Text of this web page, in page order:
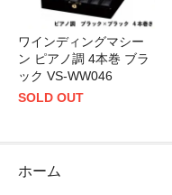
ワインディングマシー
ン ピアノ調 4本巻 ブラ
ック VS-WW046
SOLD OUT
ホーム